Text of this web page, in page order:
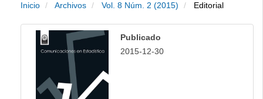
Navegación
principal
Contenido
principal
Inicio Archivos Vol. 8 Núm. 2 (2015) Editorial
Publicado
2015-12-30